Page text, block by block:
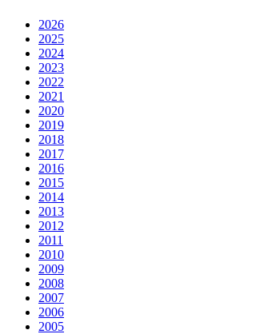
2026
2025
2024
2023
2022
2021
2020
2019
2018
2017
2016
2015
2014
2013
2012
2011
2010
2009
2008
2007
2006
2005